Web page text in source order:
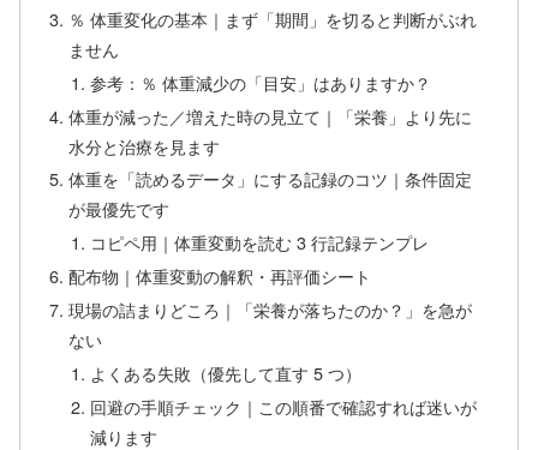
％ 体重変化の基本｜まず「期間」を切ると判断がぶれ
ません
参考：％ 体重減少の「目安」はありますか？
体重が減った／増えた時の見立て｜「栄養」より先に
水分と治療を見ます
体重を「読めるデータ」にする記録のコツ｜条件固定
が最優先です
コピペ用｜体重変動を読む 3 行記録テンプレ
配布物｜体重変動の解釈・再評価シート
現場の詰まりどころ｜「栄養が落ちたのか？」を急が
ない
よくある失敗（優先して直す 5 つ）
回避の手順チェック｜この順番で確認すれば迷いが
減ります